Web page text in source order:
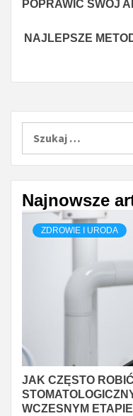
POPRAWIĆ SWÓJ
NAJLEPSZE
Najnowsze
ZDROWIE I URODA
JAK CZĘSTO
WCZESNYM